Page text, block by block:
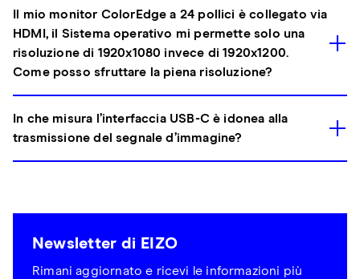
Il mio monitor ColorEdge a 24 pollici è collegato via
HDMI, il Sistema operativo mi permette solo una
risoluzione di 1920x1080 invece di 1920x1200.
Come posso sfruttare la piena risoluzione?
In che misura l’interfaccia USB-C è idonea alla
trasmissione del segnale d’immagine?
Newsletter di EIZO
Rimani aggiornato e ricevi le informazioni più